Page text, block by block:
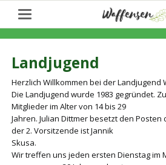
Landjugend
Herzlich Willkommen bei der Landjugend
Die Landjugend wurde 1983 gegründet.
Mitglieder im Alter von 14 bis 29
Jahren. Julian Dittmer besetzt den
der 2. Vorsitzende ist Jannik
Skusa.
Wir treffen uns jeden ersten Dienstag im